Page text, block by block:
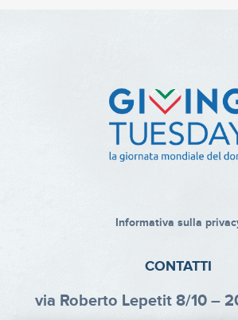
Informativa sulla
CONTATTI
via Roberto Lepetit 8/10 –